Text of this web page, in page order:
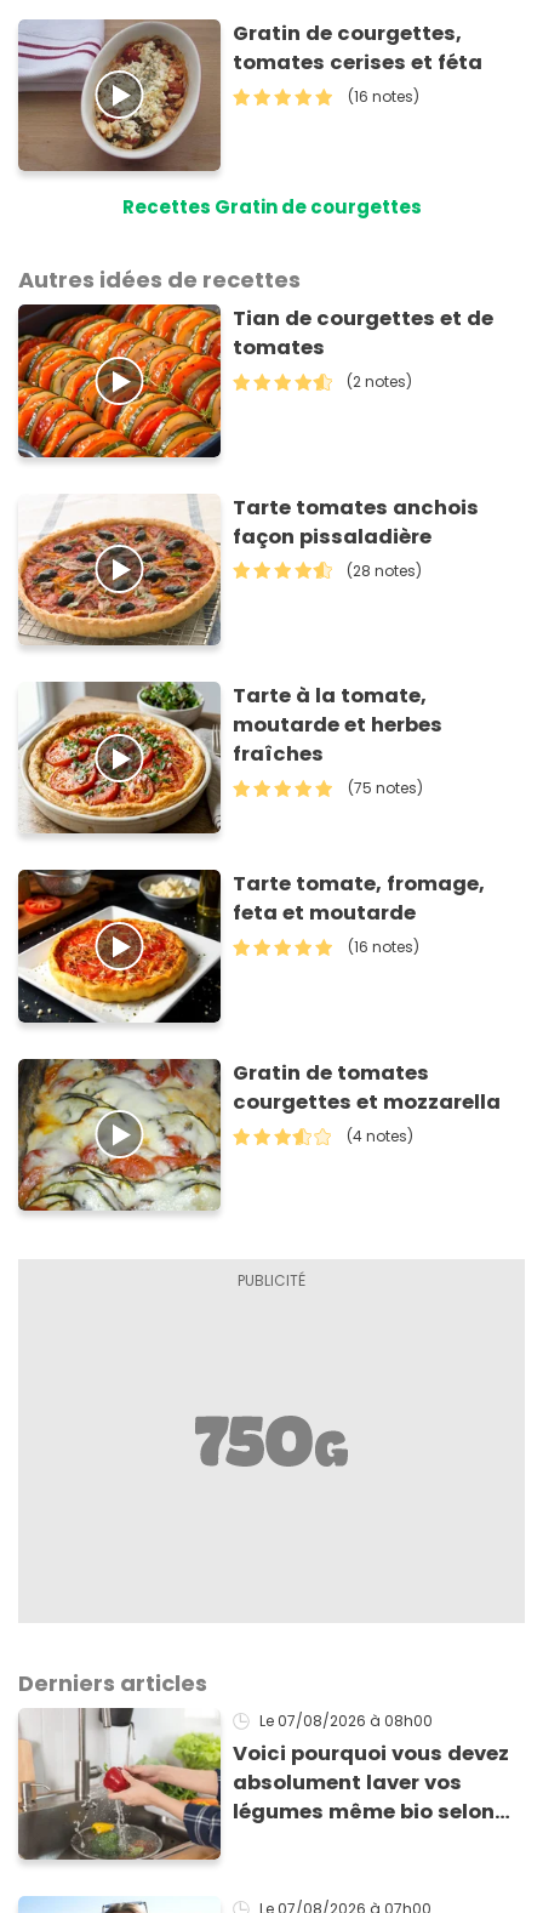
Gratin de courgettes,
tomates cerises et féta
(16 notes)
Recettes Gratin de courgettes
Autres idées de recettes
Tian de courgettes et de
tomates
(2 notes)
Tarte tomates anchois
façon pissaladière
(28 notes)
Tarte à la tomate,
moutarde et herbes
fraîches
(75 notes)
Tarte tomate, fromage,
feta et moutarde
(16 notes)
Gratin de tomates
courgettes et mozzarella
(4 notes)
Derniers articles
Le 07/08/2026 à 08h00
Voici pourquoi vous devez
absolument laver vos
légumes même bio selon